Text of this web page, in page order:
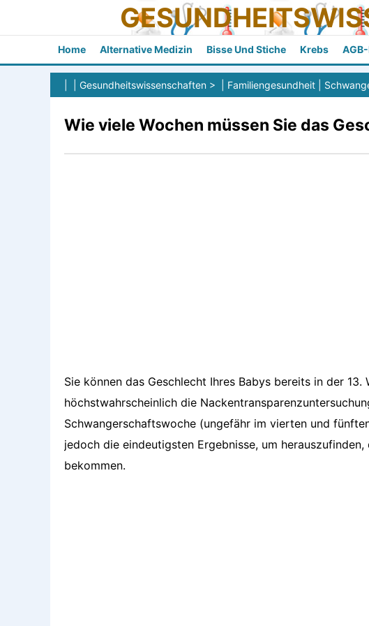
Home Alternative Medizin Bisse Und Stiche Krebs
Gesundheitswissenschaften > | Familiengesundheit
Wie viele Wochen müssen Sie das
Sie können das Geschlecht Ihres Babys bereits in der 13.
höchstwahrscheinlich die
Schwangerschaftswoche (ungefähr im vierten und
jedoch die eindeutigsten Ergebnisse, um
bekommen.